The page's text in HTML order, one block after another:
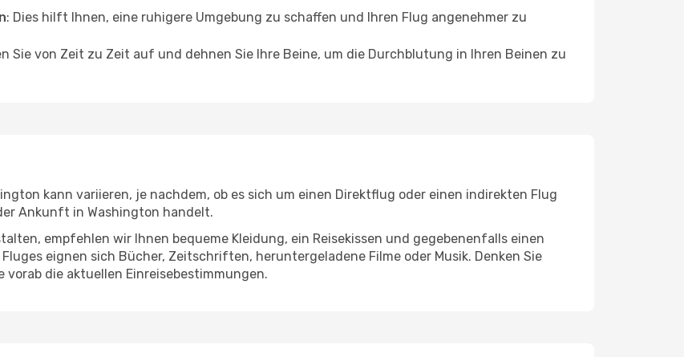
: Dies hilft Ihnen, eine ruhigere Umgebung zu schaffen und Ihren Flug angenehmer zu
Sie von Zeit zu Zeit auf und dehnen Sie Ihre Beine, um die Durchblutung in Ihren Beinen zu
kann variieren, je nachdem, ob es sich um einen Direktflug oder einen indirekten Flug
Ankunft in Washington handelt.
empfehlen wir Ihnen bequeme Kleidung, ein Reisekissen und gegebenenfalls einen
eignen sich Bücher, Zeitschriften, heruntergeladene Filme oder Musik. Denken Sie
die aktuellen Einreisebestimmungen.